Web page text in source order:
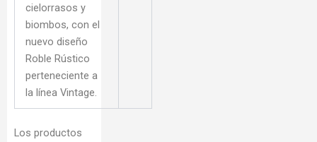
cielorrasos y
biombos, con el
nuevo diseño
Roble Rústico
perteneciente a
la línea Vintage.
Los productos